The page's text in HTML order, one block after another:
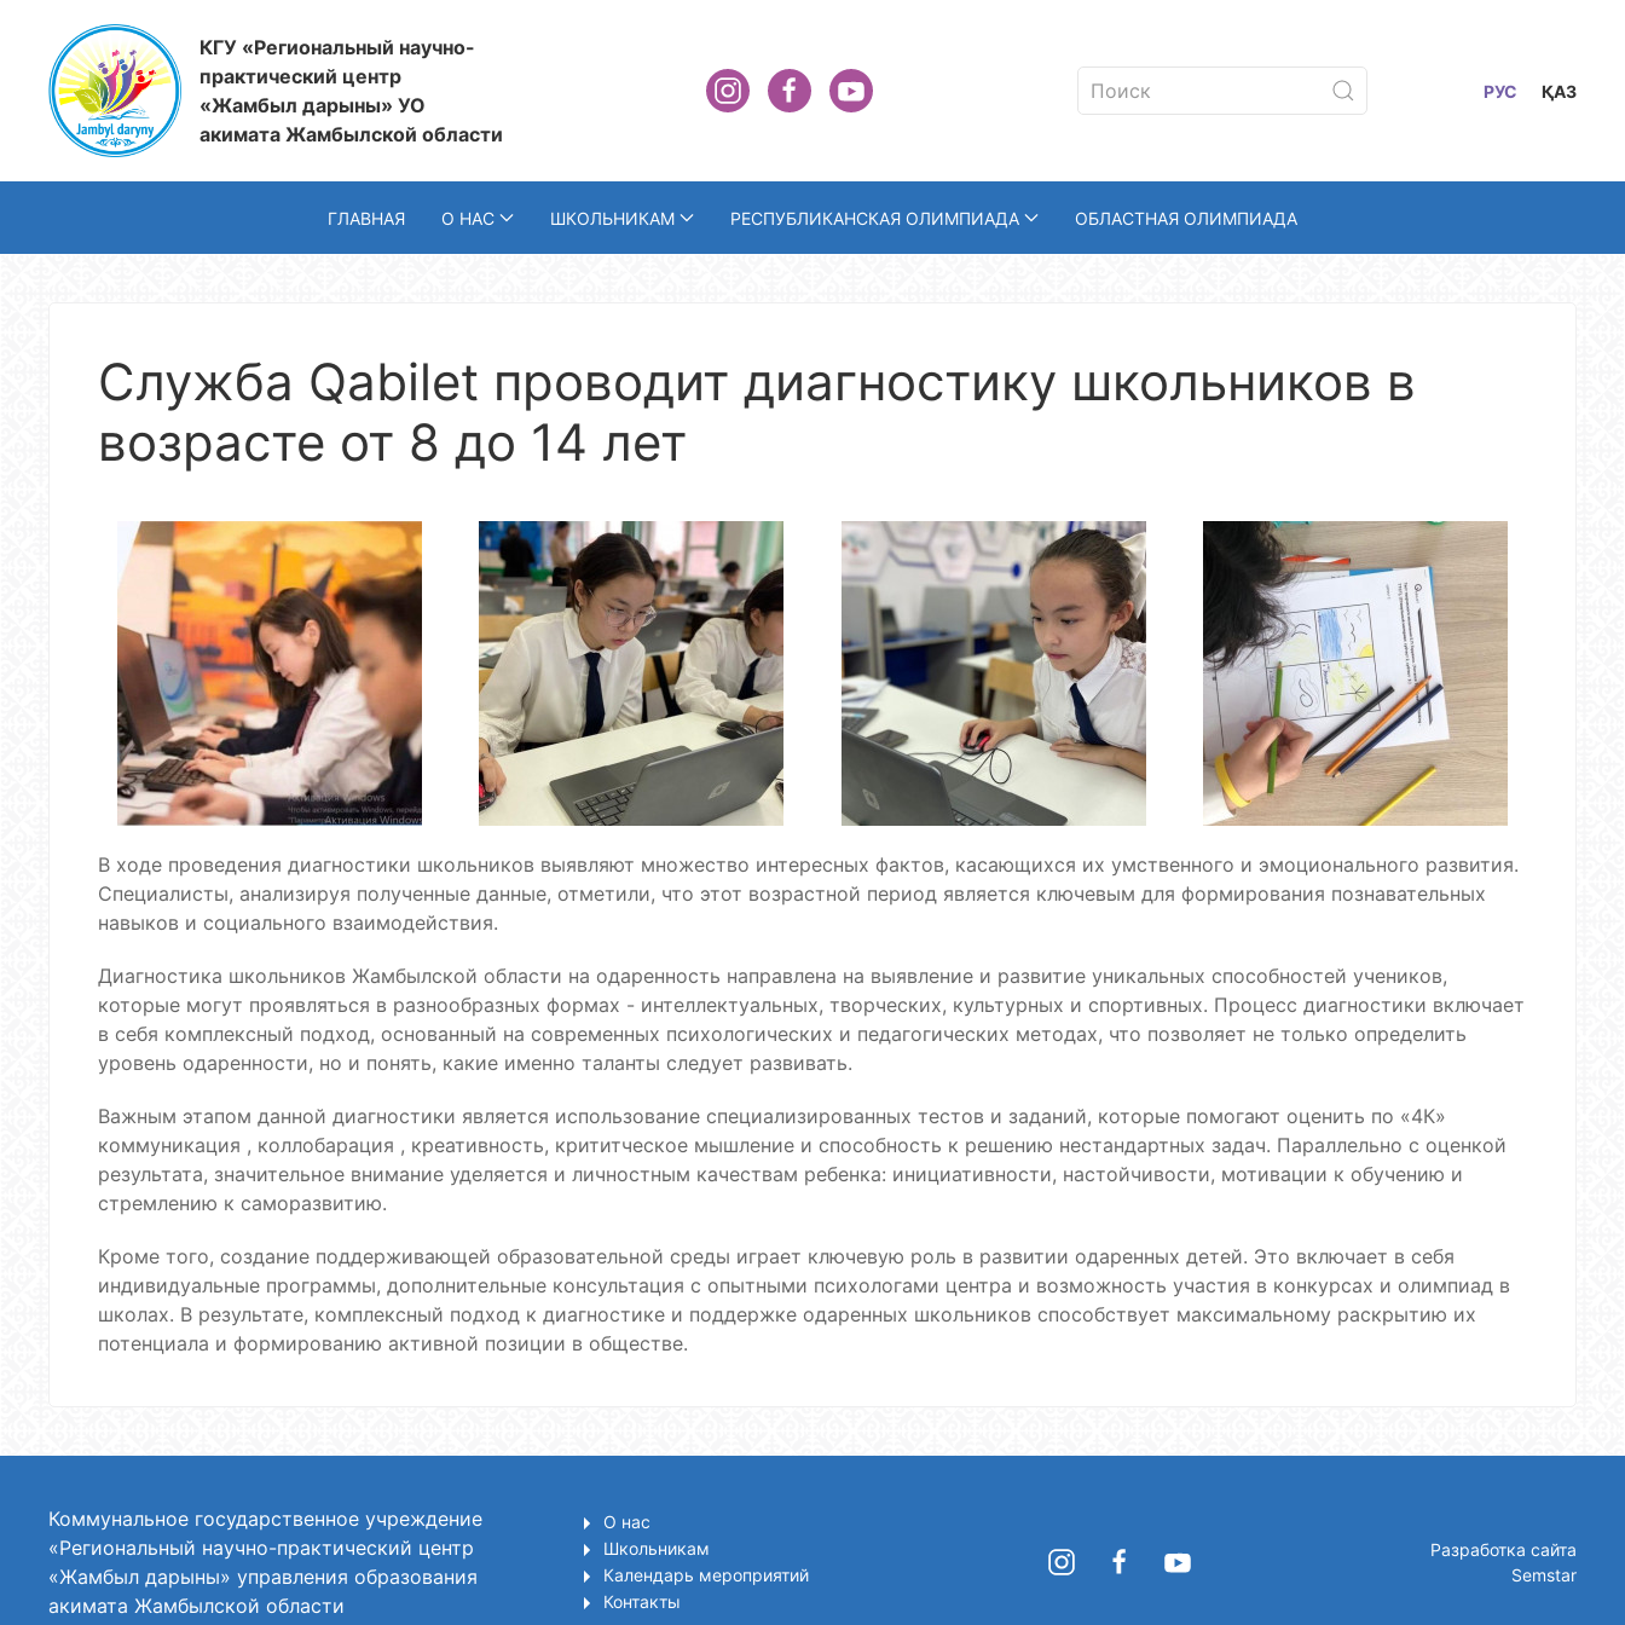
КГУ «Региональный научно-
практический центр
«Жамбыл дарыны» УО
акимата Жамбылской области
РУС ҚАЗ
ГЛАВНАЯ О НАС ШКОЛЬНИКАМ РЕСПУБЛИКАНСКАЯ ОЛИМПИАДА ОБЛАСТНАЯ ОЛИМПИАДА
Служба Qabilet проводит диагностику школьников в
возрасте от 8 до 14 лет
В ходе проведения диагностики школьников выявляют множество интересных фактов, касающихся их умственного и эмоционального развития.
Специалисты, анализируя полученные данные, отметили, что этот возрастной период является ключевым для формирования познавательных
навыков и социального взаимодействия.
Диагностика школьников Жамбылской области на одаренность направлена на выявление и развитие уникальных способностей учеников,
которые могут проявляться в разнообразных формах - интеллектуальных, творческих, культурных и спортивных. Процесс диагностики включает
в себя комплексный подход, основанный на современных психологических и педагогических методах, что позволяет не только определить
уровень одаренности, но и понять, какие именно таланты следует развивать.
Важным этапом данной диагностики является использование специализированных тестов и заданий, которые помогают оценить по «4К»
коммуникация , коллобарация , креативность, крититческое мышление и способность к решению нестандартных задач. Параллельно с оценкой
результата, значительное внимание уделяется и личностным качествам ребенка: инициативности, настойчивости, мотивации к обучению и
стремлению к саморазвитию.
Кроме того, создание поддерживающей образовательной среды играет ключевую роль в развитии одаренных детей. Это включает в себя
индивидуальные программы, дополнительные консультация с опытными психологами центра и возможность участия в конкурсах и олимпиад в
школах. В результате, комплексный подход к диагностике и поддержке одаренных школьников способствует максимальному раскрытию их
потенциала и формированию активной позиции в обществе.
Коммунальное государственное учреждение
«Региональный научно-практический центр
«Жамбыл дарыны» управления образования
акимата Жамбылской области
О нас
Школьникам
Календарь мероприятий
Контакты
Разработка сайта
Semstar